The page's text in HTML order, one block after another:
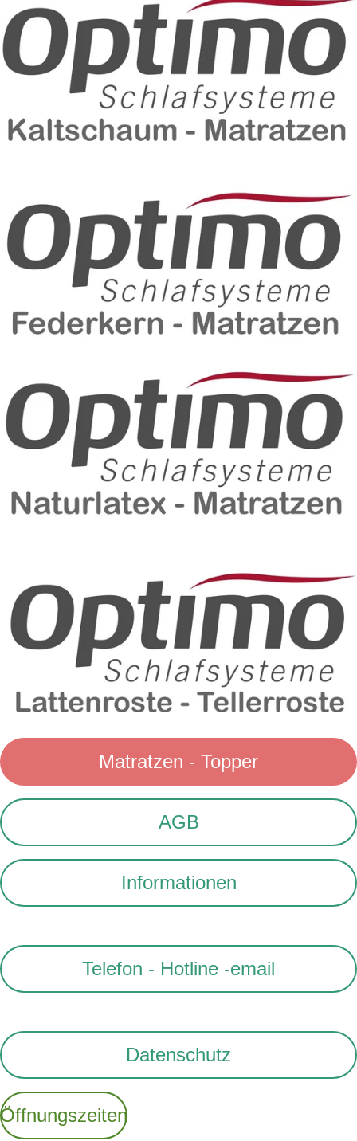
Matratzen - Topper
AGB
Informationen
Telefon - Hotline -email
Datenschutz
Öffnungszeiten